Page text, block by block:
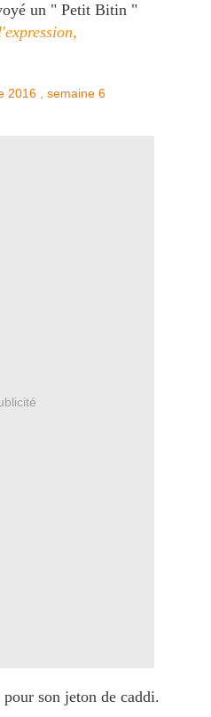
un " Petit Bitin "
son jeton de caddi.